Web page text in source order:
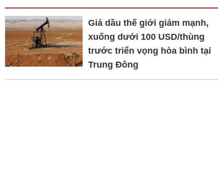
Giá dầu thế giới giảm mạnh,
xuống dưới 100 USD/thùng
trước triển vọng hòa bình tại
Trung Đông